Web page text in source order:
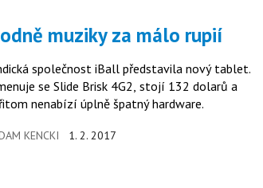
muziky za málo rupií
společnost iBall představila nový tablet.
se Slide Brisk 4G2, stojí 132 dolarů a
nenabízí úplně špatný hardware.
KENCKI 1. 2. 2017